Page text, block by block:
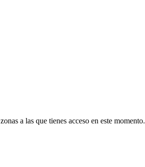
a las que tienes acceso en este momento.